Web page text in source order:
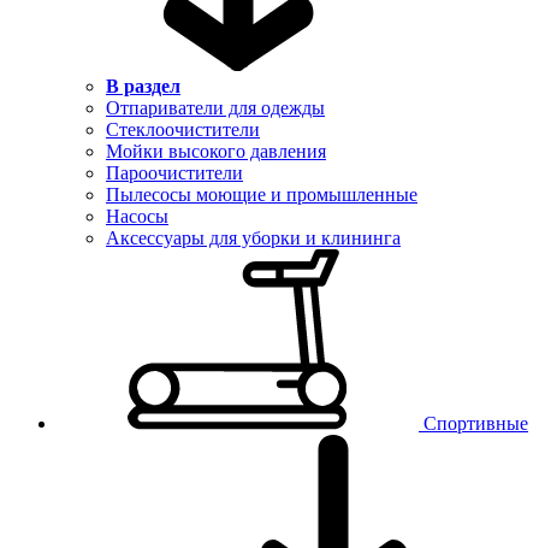
В раздел
Отпариватели для одежды
Стеклоочистители
Мойки высокого давления
Пароочистители
Пылесосы моющие и промышленные
Насосы
Аксессуары для уборки и клининга
Спортивные